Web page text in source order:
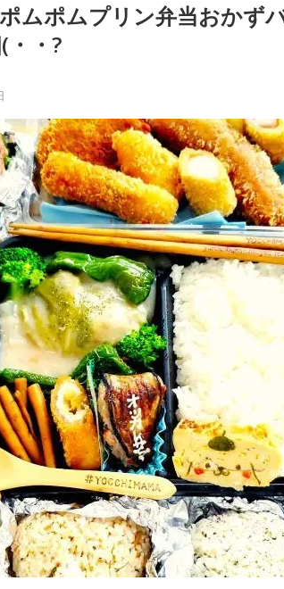
ムポムプリン弁当おかず
・?